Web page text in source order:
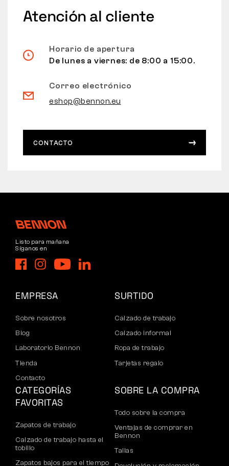
Atención al cliente
Horario de apertura
De lunes a viernes: de 8:00 a 15:00.
Correo electrónico
eshop@bennon.eu
CONTACTO
Listo para mañana
Síganos en
EMPRESA
Sobre nosotros
Blog
Laboratorio Bennon
Tienda
Contacto
SURTIDO
Calzado de trabajo
Calzado informal
Ropa de trabajo
Tarjetas regalo
CATEGORÍAS
FAVORITAS
Zapatos de trabajo
Calzado de trabajo hasta el
tobillo
Zapatos bajos para el tiempo
SOBRE LA COMPRA
Todo sobre la compra
Ventajas de comprar en
Bennon
Tallas